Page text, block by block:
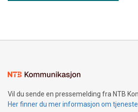
Vil du sende en pressemelding fra NTB
Her finner du mer informasjon om